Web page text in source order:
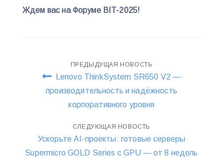
Ждем вас на Форуме BIT-2025!
Навигация
записям
ПРЕДЫДУЩАЯ НОВОСТЬ
Lenovo ThinkSystem SR650 V2 —
производительность и надёжность
корпоративного уровня
СЛЕДУЮЩАЯ НОВОСТЬ
Ускорьте AI-проекты: готовые серверы
Supermicro GOLD Series с GPU — от 8 недель